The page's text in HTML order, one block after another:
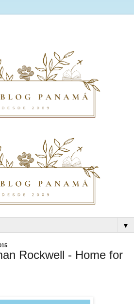
▼
Rockwell - Home for